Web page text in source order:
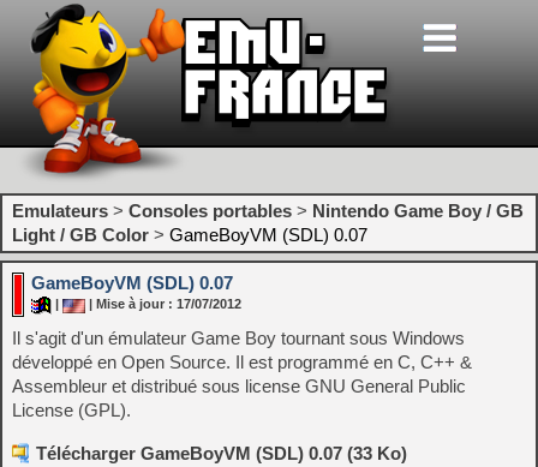
Emulateurs > Consoles portables > Nintendo Game Boy / GB
Light / GB Color > GameBoyVM (SDL) 0.07
GameBoyVM (SDL) 0.07
| Mise à jour : 17/07/2012
Il s'agit d'un émulateur Game Boy tournant sous Windows
développé en Open Source. Il est programmé en C, C++ &
Assembleur et distribué sous license GNU General Public
License (GPL).
Télécharger GameBoyVM (SDL) 0.07 (33 Ko)